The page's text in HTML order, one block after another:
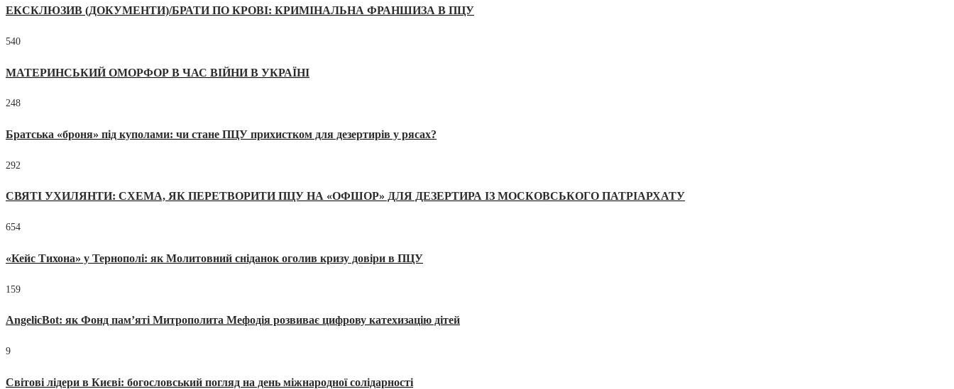
ЕКСКЛЮЗИВ (ДОКУМЕНТИ)/БРАТИ ПО КРОВІ: КРИМІНАЛЬНА ФРАНШИЗА В ПЦУ
540
МАТЕРИНСЬКИЙ ОМОРФОР В ЧАС ВІЙНИ В УКРАЇНІ
248
Братська «броня» під куполами: чи стане ПЦУ прихистком для дезертирів у рясах?
292
СВЯТІ УХИЛЯНТИ: СХЕМА, ЯК ПЕРЕТВОРИТИ ПЦУ НА «ОФШОР» ДЛЯ ДЕЗЕРТИРА ІЗ МОСКОВСЬКОГО ПАТРІАРХАТУ
654
«Кейс Тихона» у Тернополі: як Молитовний сніданок оголив кризу довіри в ПЦУ
159
AngelicBot: як Фонд пам’яті Митрополита Мефодія розвиває цифрову катехизацію дітей
9
Світові лідери в Києві: богословський погляд на день міжнародної солідарності